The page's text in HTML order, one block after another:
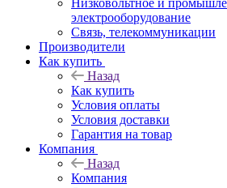
Низковольтное и
электрооборудование
Связь, телекоммуникации
Производители
Как купить
Назад
Как купить
Условия оплаты
Условия доставки
Гарантия на товар
Компания
Назад
Компания